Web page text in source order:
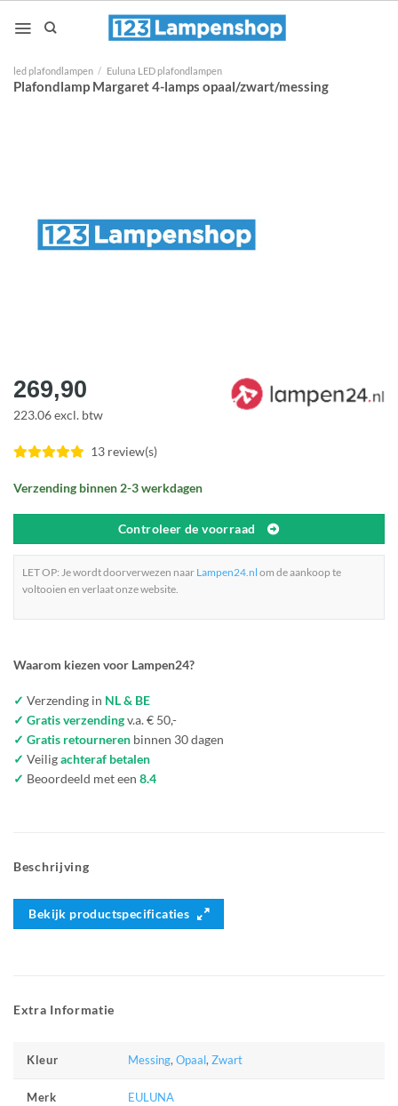
naar
led plafondlampen / Euluna LED plafondlampen
Plafondlamp Margaret 4-lamps opaal/zwart/messing
269,90
223.06 excl. btw
13 review(s)
Verzending binnen 2-3 werkdagen
Controleer de voorraad
LET OP: Je wordt doorverwezen naar Lampen24.nl om de aankoop te
voltooien en verlaat onze website.
Waarom kiezen voor Lampen24?
✓ Verzending in NL & BE
✓ Gratis verzendingv.a. € 50,-
✓ Gratis retourneren binnen 30 dagen
✓ Veiligachteraf betalen
✓ Beoordeeld met een 8.4
Beschrijving
Bekijk productspecificaties
Extra Informatie
Kleur Messing,Opaal,Zwart
Merk EULUNA